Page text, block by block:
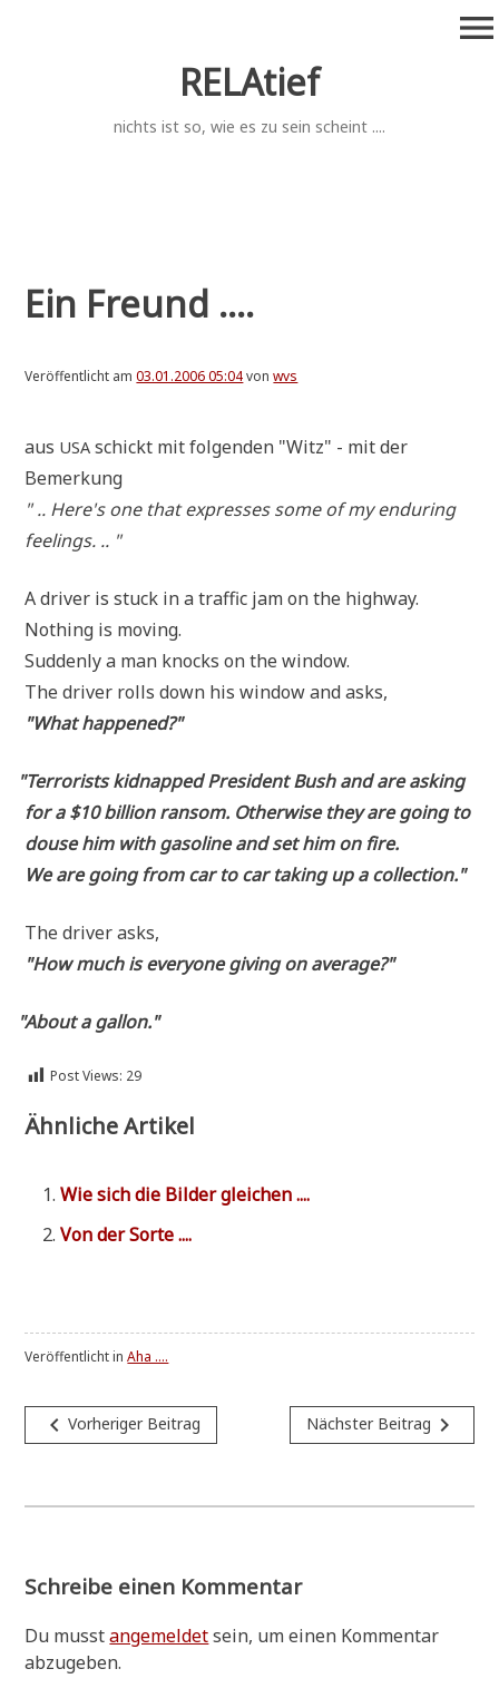
RELAtief
nichts ist so, wie es zu sein scheint ....
menu
Ein Freund ....
Veröffentlicht am03.01.2006 05:04vonwvs
aus USA schickt mit fol­gen­den "Witz" - mit der
Bemerkung
" .. Here's one that expres­ses some of my endu­ring
feelings. .. "
A dri­ver is stuck in a traf­fic jam on the highway.
Not­hing is moving.
Sud­den­ly a man knocks on the window.
The dri­ver rolls down his win­dow and asks,
"What hap­pen­ed?"
"Ter­ro­rists kid­nap­ped Pre­si­dent Bush and are asking
for a $10 bil­li­on ran­som. Other­wi­se they are going to
dou­se him with gaso­li­ne and set him on fire.
We are going from car to car taking up a collection."
The dri­ver asks,
"How much is ever­yo­ne giving on average?"
"About a gallon."
Post Views: 29
Ähnliche Artikel
Wie sich die Bil­der gleichen ....
Von der Sorte ....
Veröffentlicht inAha ....
Beitragsnavigation
navigate_beforeVorheriger Beitrag Nächster Beitrag navigate_next
Schreibe einen Kommentar
Du musstangemeldetsein, um einen Kommentar
abzugeben.